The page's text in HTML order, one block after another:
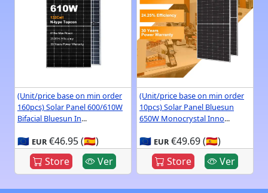
(Unit/price base on min order
160pcs) Solar Panel 600/610W
Bifacial Bluesun In...
🇪🇺 EUR€46.95 (🇪🇸)
Store
Ver
(Unit/price base on min order
10pcs) Solar Panel Bluesun
650W Monocrystal Inno...
🇪🇺 EUR€49.69 (🇪🇸)
Store
Ver